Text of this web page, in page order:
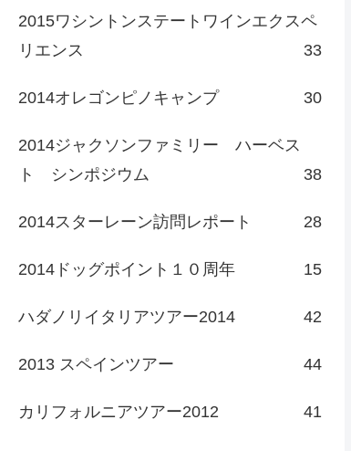
2015ワシントンステートワインエクスペ
リエンス
33
2014オレゴンピノキャンプ 30
2014ジャクソンファミリー ハーベス
ト シンポジウム
38
2014スターレーン訪問レポート 28
2014ドッグポイント１０周年 15
ハダノリイタリアツアー2014 42
2013 スペインツアー 44
カリフォルニアツアー2012 41